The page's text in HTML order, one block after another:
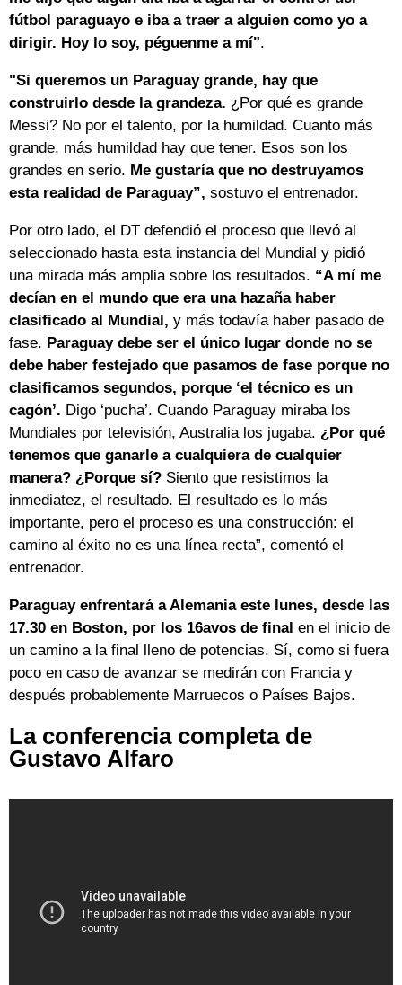
fútbol paraguayo e iba a traer a alguien como yo a
dirigir. Hoy lo soy, péguenme a mí".
"Si queremos un Paraguay grande, hay que
construirlo desde la grandeza. ¿Por qué es grande
Messi? No por el talento, por la humildad. Cuanto más
grande, más humildad hay que tener. Esos son los
grandes en serio. Me gustaría que no destruyamos
esta realidad de Paraguay”, sostuvo el entrenador.
Por otro lado, el DT defendió el proceso que llevó al
seleccionado hasta esta instancia del Mundial y pidió
una mirada más amplia sobre los resultados. “A mí me
decían en el mundo que era una hazaña haber
clasificado al Mundial, y más todavía haber pasado de
fase. Paraguay debe ser el único lugar donde no se
debe haber festejado que pasamos de fase porque no
clasificamos segundos, porque ‘el técnico es un
cagón’. Digo ‘pucha’. Cuando Paraguay miraba los
Mundiales por televisión, Australia los jugaba. ¿Por qué
tenemos que ganarle a cualquiera de cualquier
manera? ¿Porque sí? Siento que resistimos la
inmediatez, el resultado. El resultado es lo más
importante, pero el proceso es una construcción: el
camino al éxito no es una línea recta”, comentó el
entrenador.
Paraguay enfrentará a Alemania este lunes, desde las
17.30 en Boston, por los 16avos de final en el inicio de
un camino a la final lleno de potencias. Sí, como si fuera
poco en caso de avanzar se medirán con Francia y
después probablemente Marruecos o Países Bajos.
La conferencia completa de
Gustavo Alfaro